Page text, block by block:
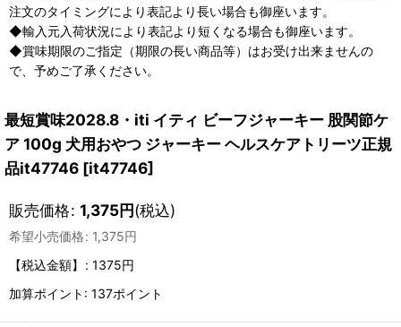
注文のタイミングにより表記より長い場合も御座います。
◆輸入元入荷状況により表記より短くなる場合も御座います。
◆賞味期限のご指定（期限の長い商品等）はお受け出来ませんの
で、予めご了承ください。
最短賞味2028.8・iti イティ ビーフジャーキー 股関節ケ
ア 100g 犬用おやつ ジャーキー ヘルスケアトリーツ正規
品it47746 [it47746]
販売価格: 1,375円(税込)
希望小売価格: 1,375円
【税込金額】
: 1375円
加算ポイント: 137ポイント